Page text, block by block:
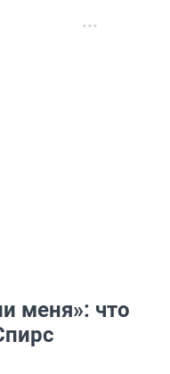
меня»: что